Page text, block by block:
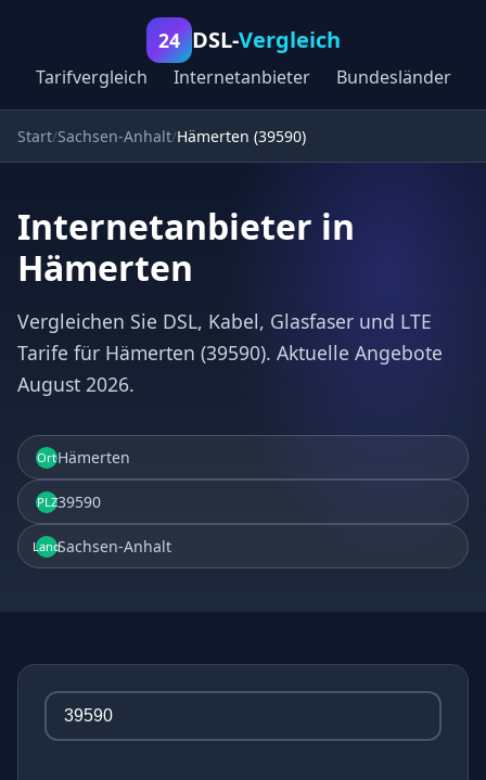
24 DSL-Vergleich
Tarifvergleich Internetanbieter Bundesländer
Start Sachsen-Anhalt Hämerten (39590)
Internetanbieter in
Hämerten
Vergleichen Sie DSL, Kabel, Glasfaser und LTE
Tarife für Hämerten (39590). Aktuelle Angebote
August 2026.
OrtHämerten
PLZ39590
LandSachsen-Anhalt